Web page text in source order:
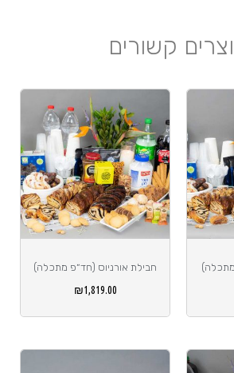
קשורים
מתכלה) חבילת אורניוס (חד״פ מתכלה)
₪1,819.00